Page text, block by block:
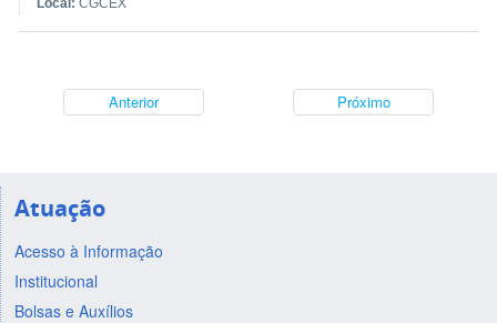
Local: CGCEX
Anterior Próximo
Atuação
Acesso à Informação
Institucional
Bolsas e Auxílios